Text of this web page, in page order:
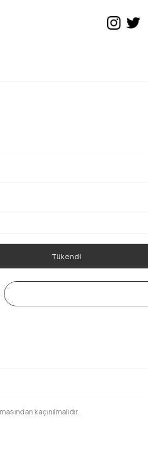
Tükendi
kaçınılmalıdır.